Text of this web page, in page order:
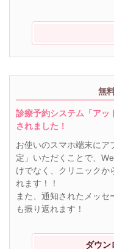
無
診療予約システム「アッ
されました！
お使いのスマホ端末にア
定」いただくことで、
けでなく、クリニックか
れます！！
また、通知されたメッ
も振り返れます！
ダウン